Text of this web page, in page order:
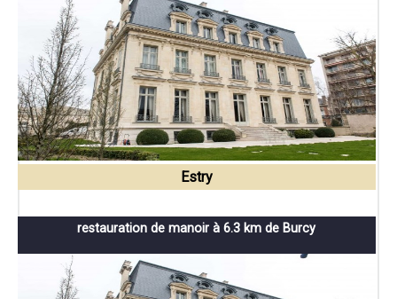
Estry
restauration de manoir à 6.3 km de Burcy